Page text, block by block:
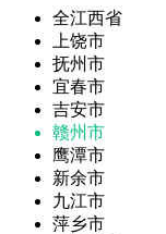
全江西省
上饶市
抚州市
宜春市
吉安市
赣州市
鹰潭市
新余市
九江市
萍乡市